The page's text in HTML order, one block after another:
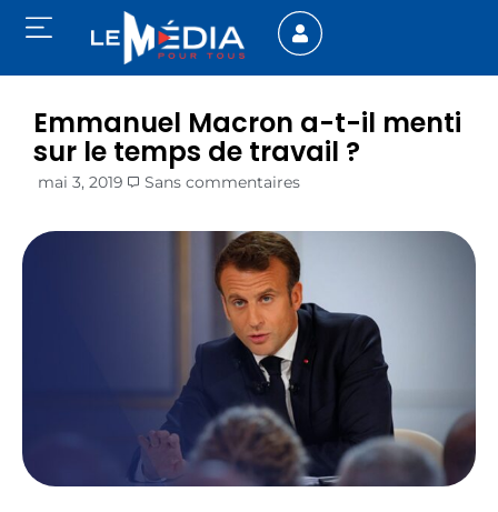
Emmanuel Macron a-t-il menti
sur le temps de travail ?
mai 3, 2019 Sans commentaires